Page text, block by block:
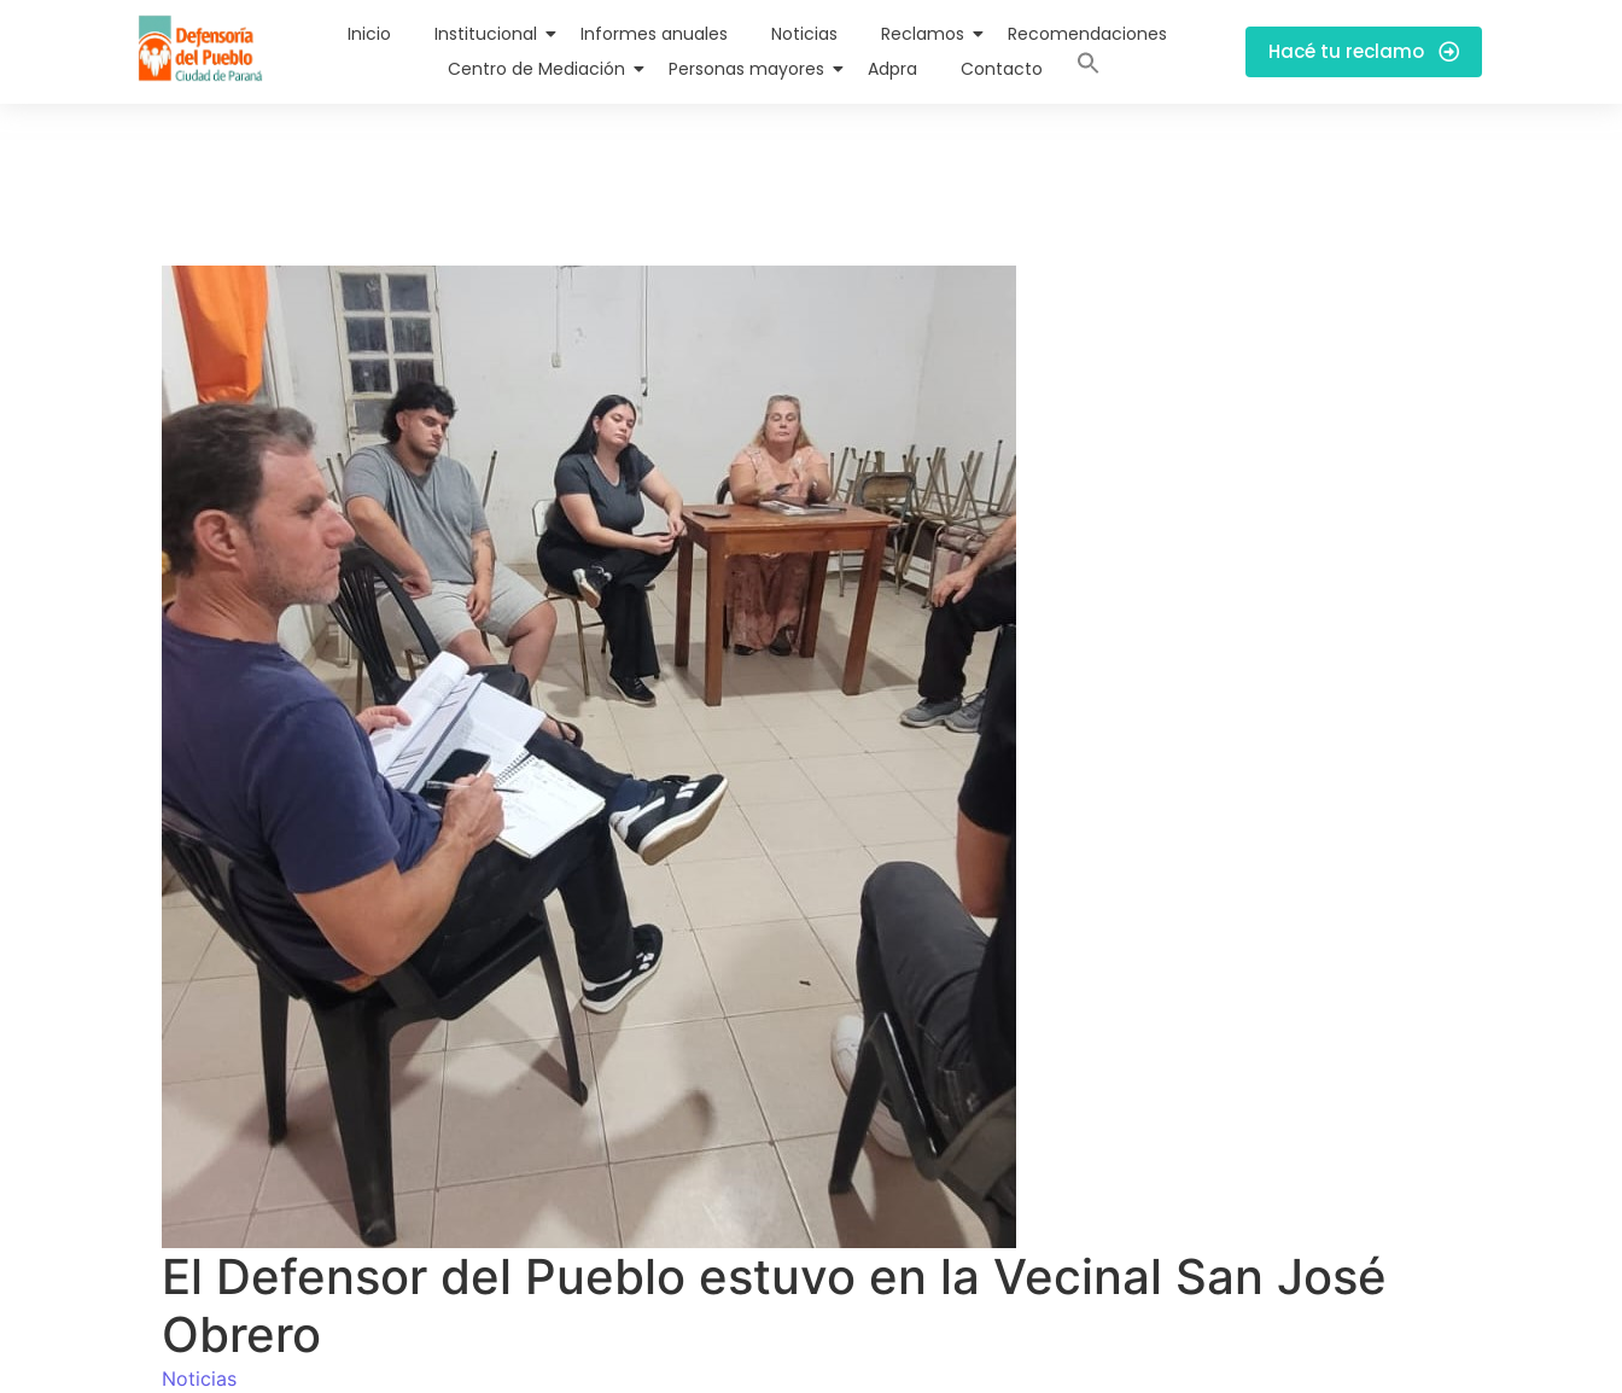
Inicio Institucional Informes anuales Noticias Reclamos
Recomendaciones
Centro de Mediación
Personas mayores Adpra Contacto
Hacé tu reclamo
El Defensor del Pueblo estuvo en la Vecinal San José
Obrero
Noticias